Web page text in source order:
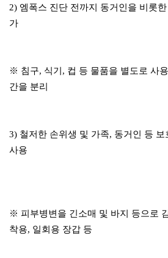
2) 엠폭스 진단 전까지 동거인을 비롯
가
※ 침구, 식기, 컵 등 물품을 별도로 사
간을 분리
3) 철저한 손위생 및 가족, 동거인 등
사용
※ 피부병변을 긴소매 및 바지 등으로
착용, 일회용 장갑 등